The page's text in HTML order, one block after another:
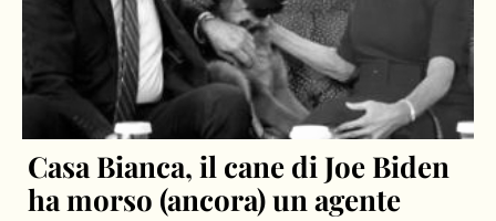
Casa Bianca, il cane di Joe Biden
ha morso (ancora) un agente